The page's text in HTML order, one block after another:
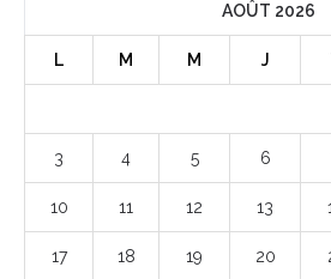
AOÛT 2026
L M M J
3 4 5 6
10 11 12 13
17 18 19 20